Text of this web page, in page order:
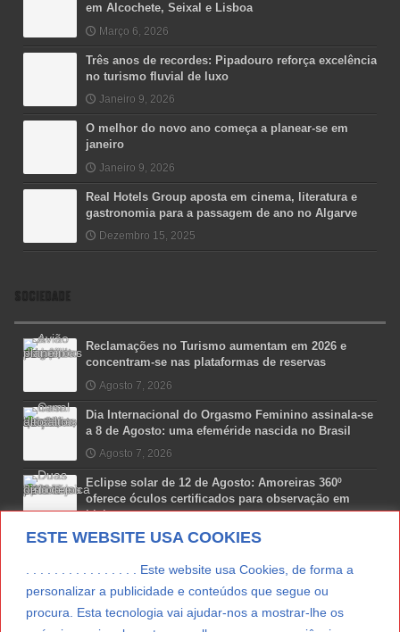
ESTE WEBSITE USA COOKIES
. . . . . . . . . . . . . . . . Este website usa Cookies, de forma a
personalizar a publicidade e conteúdos que segue ou
procura. Esta tecnologia vai ajudar-nos a mostrar-lhe os
em Alcochete, Seixal e Lisboa
Março 6, 2026
Três anos de recordes: Pipadouro reforça excelência
no turismo fluvial de luxo
Janeiro 9, 2026
O melhor do novo ano começa a planear-se em
janeiro
Janeiro 9, 2026
Real Hotels Group aposta em cinema, literatura e
gastronomia para a passagem de ano no Algarve
Dezembro 15, 2025
SOCIEDADE
Reclamações no Turismo aumentam em 2026 e
concentram-se nas plataformas de reservas
Agosto 7, 2026
Dia Internacional do Orgasmo Feminino assinala-se
a 8 de Agosto: uma efeméride nascida no Brasil
Agosto 7, 2026
Eclipse solar de 12 de Agosto: Amoreiras 360º
oferece óculos certificados para observação em
Lisboa
Agosto 7, 2026
Lua Afonso vence prémio internacional de liderança
Agosto 7, 2026